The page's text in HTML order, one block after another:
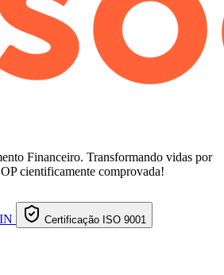
Financeiro. Transformando vidas por
cientificamente comprovada!
Certificação ISO 9001